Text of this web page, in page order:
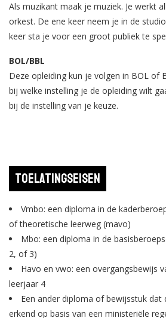
Als muzikant maak je muziek. Je werkt
orkest. De ene keer neem je in de
keer sta je voor een groot publiek te
BOL/BBL
Deze opleiding kun je volgen in BOL of
bij welke instelling je de opleiding wilt
bij de instelling van je keuze.
Toelatingseisen
Vmbo: een diploma in de
of theoretische leerweg (mavo)
Mbo: een diploma in de
2, of 3)
Havo en vwo: een overgangsbewijs
leerjaar 4
Een ander diploma of bewijsstuk dat
erkend op basis van een ministeriële